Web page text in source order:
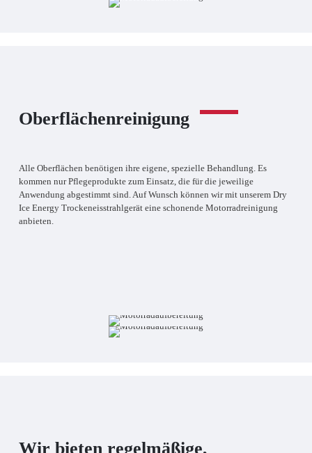
Oberflächenreinigung
Alle Oberflächen benötigen ihre eigene, spezielle Behandlung. Es
kommen nur Pflegeprodukte zum Einsatz, die für die jeweilige
Anwendung abgestimmt sind. Auf Wunsch können wir mit unserem Dry
Ice Energy Trockeneisstrahlgerät eine schonende Motorradreinigung
anbieten.
Wir bieten regelmäßige,